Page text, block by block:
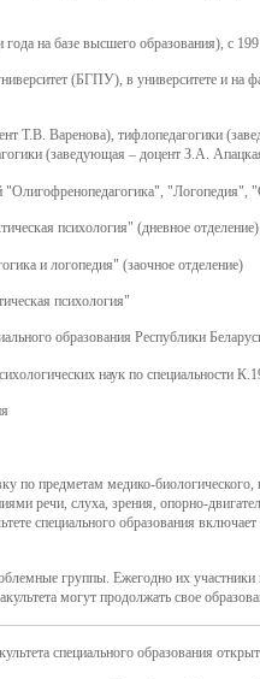
на базе высшего образования), с
(БГПУ), в университете и на
Т.В. Варенова), тифлопедагогики
(заведующая – доцент З.А.
"Олигофренопедагогика", "Логопедия",
психология" (дневное отделение)
и логопедия" (заочное отделение)
психология"
образования Республики
наук по специальности
по предметам медико-
речи, слуха, зрения, опорно-
специального образования
группы. Ежегодно их
могут продолжать свое
специального образования открыт